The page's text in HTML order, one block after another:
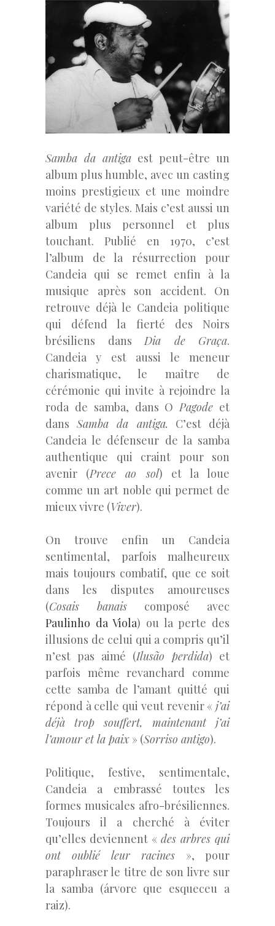
Samba da antiga est peut-être un
album plus humble, avec un casting
moins prestigieux et une moindre
variété de styles. Mais c’est aussi un
album plus personnel et plus
touchant. Publié en 1970, c’est
l’album de la résurrection pour
Candeia qui se remet enfin à la
musique après son accident. On
retrouve déjà le Candeia politique
qui défend la fierté des Noirs
brésiliens dans Dia de Graça.
Candeia y est aussi le meneur
charismatique, le maître de
cérémonie qui invite à rejoindre la
roda de samba, dans O Pagode et
dansSamba da antiga. C’est déjà
Candeia le défenseur de la samba
authentique qui craint pour son
avenir (Prece ao sol) et la loue
comme un art noble qui permet de
mieux vivre (Viver).
On trouve enfin un Candeia
sentimental, parfois malheureux
mais toujours combatif, que ce soit
dans les disputes amoureuses
(Cosais banais composé avec
Paulinho da Viola) ou la perte des
illusions de celui qui a compris qu’il
n’est pas aimé (Ilusão perdida) et
parfois même revanchard comme
cette samba de l’amant quitté qui
répond à celle qui veut revenir « j’ai
déjà trop souffert, maintenant j’ai
l’amour et la paix » (Sorriso antigo).
Politique, festive, sentimentale,
Candeia a embrassé toutes les
formes musicales afro-brésiliennes.
Toujours il a cherché à éviter
qu’elles deviennent « des arbres qui
ont oublié leur racines », pour
paraphraser le titre de son livre sur
la samba (árvore que esqueceu a
raiz).